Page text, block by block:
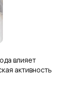
влияет
активность